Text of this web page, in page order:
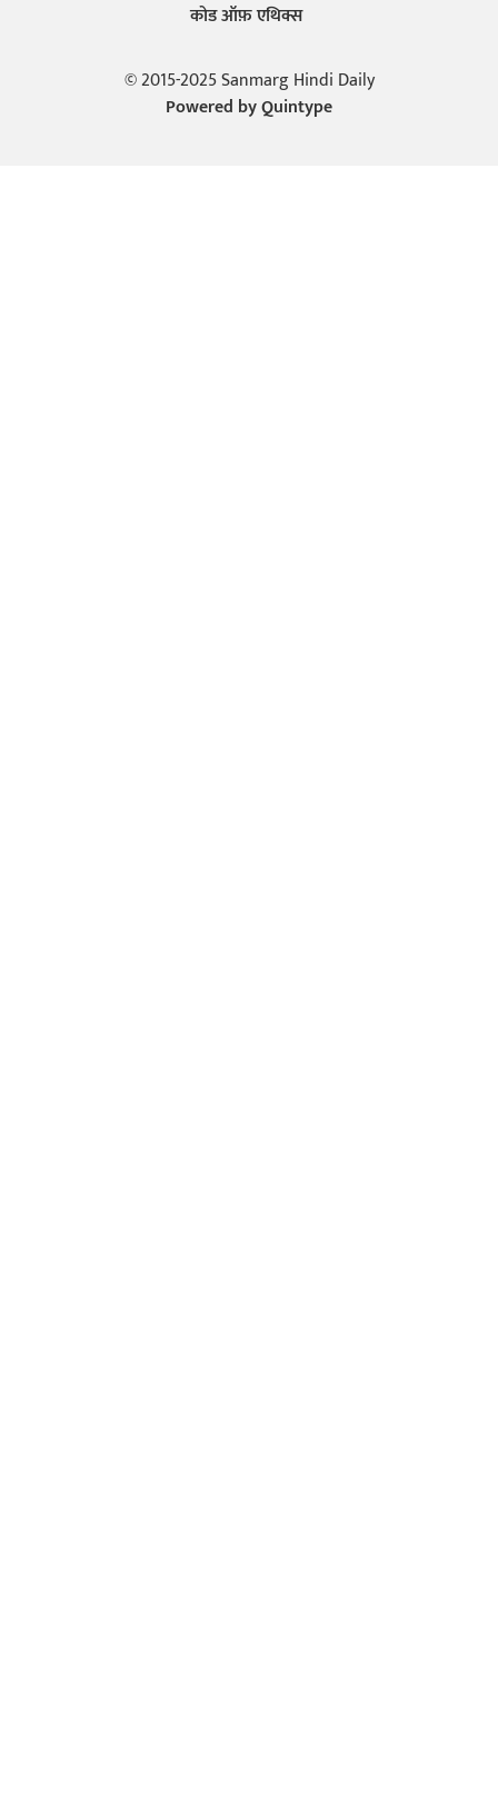
कोड ऑफ़ एथिक्स
© 2015-2025 Sanmarg Hindi Daily
Powered byQuintype